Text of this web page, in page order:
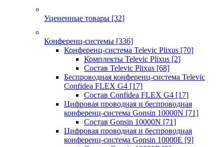
Уцененные товары [32]
Конференц-системы [336]
Конференц-система Televic Plixus [70]
Комплекты Televic Plixus [2]
Состав Televic Plixus [68]
Беспроводная конференц-система Televic
Confidea FLEX G4 [17]
Состав Confidea FLEX G4 [17]
Цифровая проводная и беспроводная
конференц-система Gonsin 10000N [71]
Состав Gonsin 10000N [71]
Цифровая проводная и беспроводная
конференц-система Gonsin 10000E [9]